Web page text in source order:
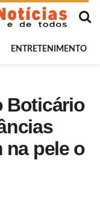
ENTRETENIMENTO
Boticário
na pele o